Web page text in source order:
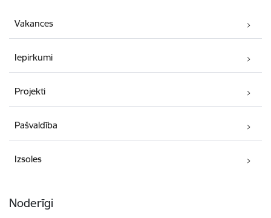
Vakances
Iepirkumi
Projekti
Pašvaldība
Izsoles
Noderīgi